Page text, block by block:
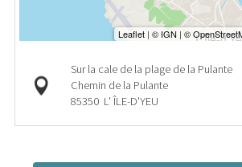
Sur la cale de la plage de la Pulante
Chemin de la Pulante
85350 L' ÎLE-D'YEU